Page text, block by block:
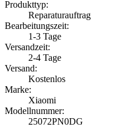
Produkttyp:
Reparaturauftrag
Bearbeitungszeit:
1-3 Tage
Versandzeit:
2-4 Tage
Versand:
Kostenlos
Marke:
Xiaomi
Modellnummer:
25072PN0DG